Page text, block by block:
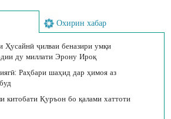
Охирин хабар
ҷилваи беназири умқи
ду миллати Эрону Ироқ
Раҳбари шаҳид дар ҳимоя аз
китобати Қуръон бо қалами хаттоти